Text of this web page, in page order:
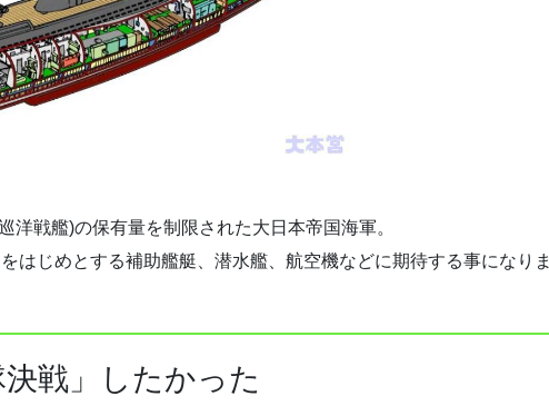
洋戦艦)の保有量を制限された大日本帝国海軍。
はじめとする補助艦艇、潜水艦、航空機などに期待する事になりま
戦」したかった